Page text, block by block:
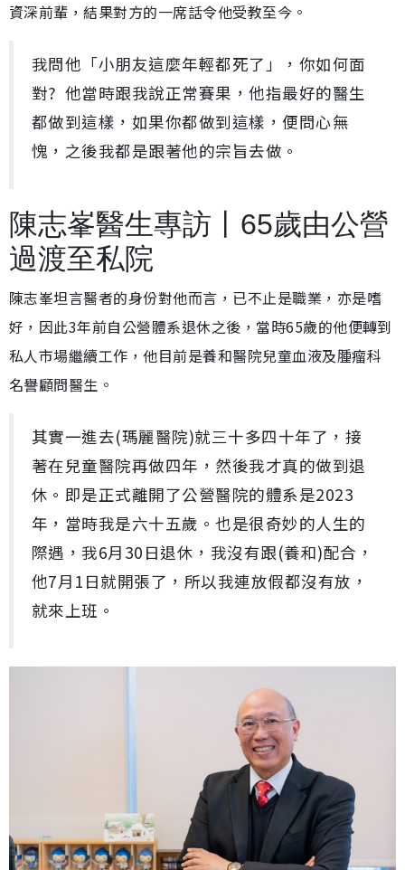
資深前輩，結果對方的一席話令他受教至今。
我問他「小朋友這麼年輕都死了」，你如何面
對? 他當時跟我說正常賽果，他指最好的醫生
都做到這樣，如果你都做到這樣，便問心無
愧，之後我都是跟著他的宗旨去做。
陳志峯醫生專訪丨65歲由公營
過渡至私院
陳志峯坦言醫者的身份對他而言，已不止是職業，亦是嗜
好，因此3年前自公營體系退休之後，當時65歲的他便轉到
私人市場繼續工作，他目前是養和醫院兒童血液及腫瘤科
名譽顧問醫生。
其實一進去(瑪麗醫院)就三十多四十年了，接
著在兒童醫院再做四年，然後我才真的做到退
休。即是正式離開了公營醫院的體系是2023
年，當時我是六十五歲。也是很奇妙的人生的
際遇，我6月30日退休，我沒有跟(養和)配合，
他7月1日就開張了，所以我連放假都沒有放，
就來上班。